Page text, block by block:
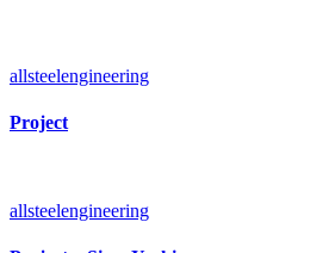
allsteelengineering
Project
allsteelengineering